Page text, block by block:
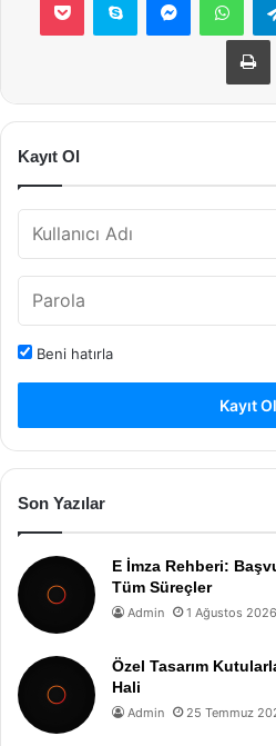
Kayıt Ol
Beni hatırla
Kayıt Ol
Son Yazılar
E İmza Rehberi:
Tüm Süreçler
Admin 1 Ağustos 2026
Özel Tasarım
Hali
Admin 25 Temmuz